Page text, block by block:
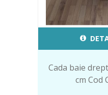
Cada baie
cm Cod